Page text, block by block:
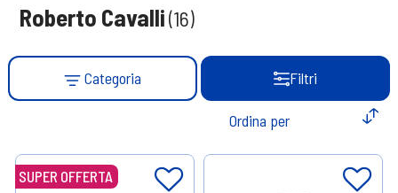
Roberto Cavalli(16)
Categoria Filtri
SUPER OFFERTA